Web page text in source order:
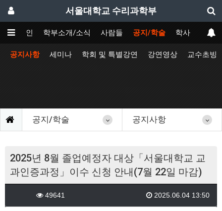
서울대학교 수리과학부
메인 학부소개/소식 사람들 공지/학술 학사
공지사항 세미나 학회 및 특별강연 강연영상 교수초빙
공지/학술 공지사항
2025년 8월 졸업예정자 대상「서울대학교 교
과인증과정」이수 신청 안내(7월 22일 마감)
49641 2025.06.04 13:50